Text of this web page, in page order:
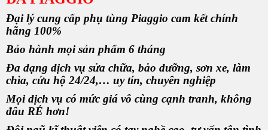
Đại lý cung cấp phụ tùng Piaggio cam kết chính
hãng 100%
Bảo hành mọi sản phẩm 6 tháng
Đa dạng dịch vụ sửa chữa, bảo dưỡng, sơn xe, làm
chìa, cứu hộ 24/24,… uy tín, chuyên nghiệp
Mọi dịch vụ có mức giá vô cùng cạnh tranh, không
đâu RẺ hơn!